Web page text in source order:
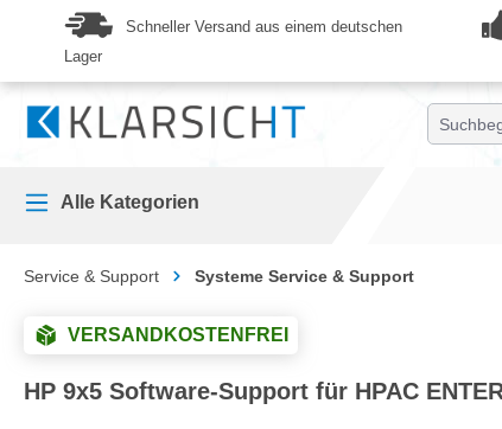
Zur Hauptnavigation springen
Schneller Versand aus einem deutschen
Lager
Alle Kategorien
Service & Support Systeme Service & Support
VERSANDKOSTENFREI
HP 9x5 Software-Support für HPAC